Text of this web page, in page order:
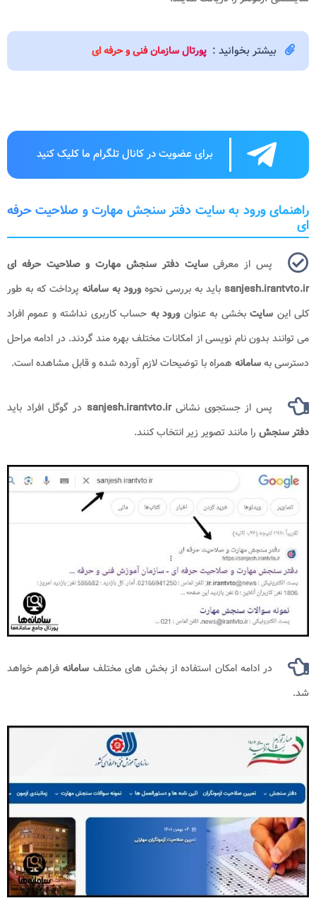
بیشتر بخوانید : پورتال سازمان فنی و حرفه ای
برای عضویت در کانال تلگرام ما کلیک کنید
راهنمای ورود به سایت دفتر سنجش مهارت و صلاحیت حرفه
ای
پس از معرفیسایت دفتر سنجش مهارت و صلاحیت حرفه ای
sanjesh.irantvto.ir باید به بررسی نحوه ورود به سامانه پرداخت که به طور
کلی این سایتبخشی به عنوان ورود به حساب کاربری نداشته و عموم افراد
می توانند بدون نام نویسی از امکانات مختلف بهره مند گردند. در ادامه مراحل
دسترسی بهسامانه همراه با توضیحات لازم آورده شده و قابل مشاهده است.
پس از جستجوی نشانیsanjesh.irantvto.ir در گوگل افراد باید
دفتر سنجش را مانند تصویر زیر انتخاب کنند.
در ادامه امکان استفاده از بخش های مختلف سامانه فراهم خواهد
شد.